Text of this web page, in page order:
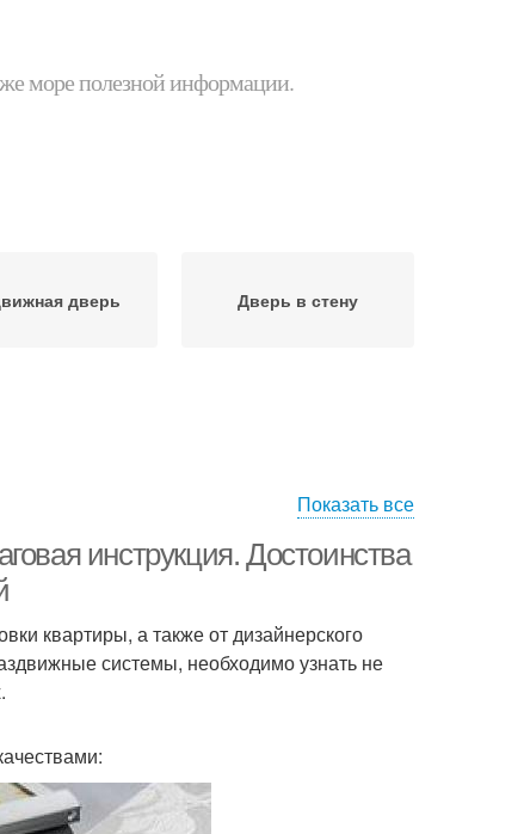
море полезной информации.
дверь Дверь в стену
Показать все
инструкция. Достоинства
квартиры, а также от дизайнерского
системы, необходимо узнать не